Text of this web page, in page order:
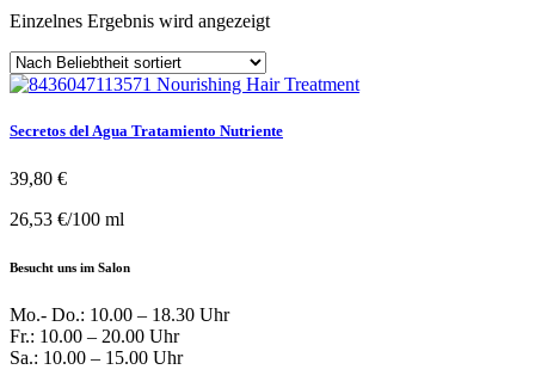
Einzelnes Ergebnis wird angezeigt
Secretos del Agua Tratamiento Nutriente
39,80 €
26,53 €/100 ml
Besucht uns im Salon
Mo.- Do.: 10.00 – 18.30 Uhr
Fr.: 10.00 – 20.00 Uhr
Sa.: 10.00 – 15.00 Uhr